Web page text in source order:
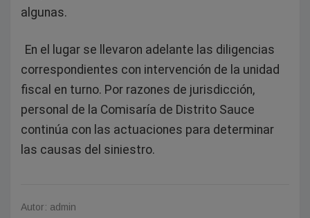
algunas.
En el lugar se llevaron adelante las diligencias
correspondientes con intervención de la unidad
fiscal en turno. Por razones de jurisdicción,
personal de la Comisaría de Distrito Sauce
continúa con las actuaciones para determinar
las causas del siniestro.
Autor: admin